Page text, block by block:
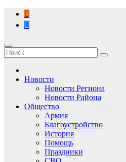
Перейти
содержимому
Новости
Новости Региона
Новости Района
Общество
Армия
Благоустройство
История
Помощь
Праздники